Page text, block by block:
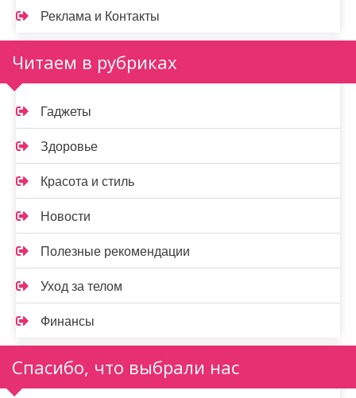
Реклама и Контакты
Читаем в рубриках
Гаджеты
Здоровье
Красота и стиль
Новости
Полезные рекомендации
Уход за телом
Финансы
Спасибо, что выбрали нас